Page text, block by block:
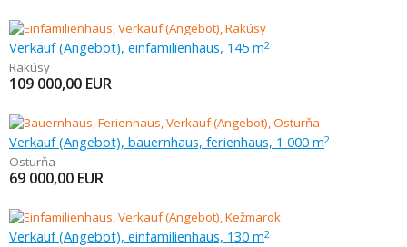
Verkauf (Angebot), einfamilienhaus, 145 m2
Rakúsy
109 000,00 EUR
Verkauf (Angebot), bauernhaus, ferienhaus, 1 000 m2
Osturňa
69 000,00 EUR
Verkauf (Angebot), einfamilienhaus, 130 m2